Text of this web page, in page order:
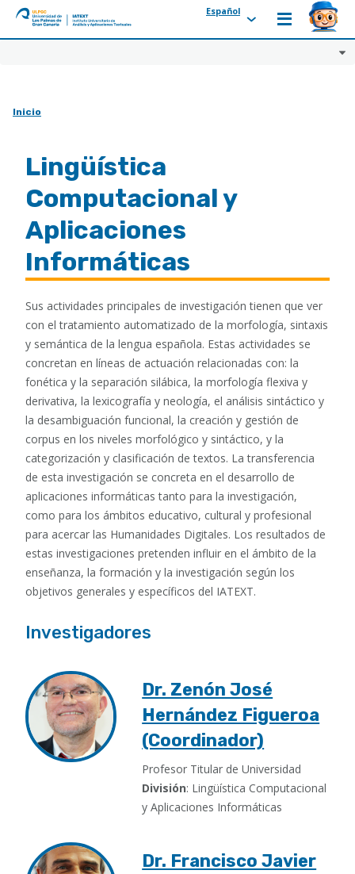
ULPGC
de
Español
Inicio
Lingüística
Computacional y
Aplicaciones
Informáticas
Sus actividades principales de investigación tienen que ver
con el tratamiento automatizado de la morfología, sintaxis
y semántica de la lengua española. Estas actividades se
concretan en líneas de actuación relacionadas con: la
fonética y la separación silábica, la morfología flexiva y
derivativa, la lexicografía y neología, el análisis sintáctico y
la desambiguación funcional, la creación y gestión de
corpus en los niveles morfológico y sintáctico, y la
categorización y clasificación de textos. La transferencia
de esta investigación se concreta en el desarrollo de
aplicaciones informáticas tanto para la investigación,
como para los ámbitos educativo, cultural y profesional
para acercar las Humanidades Digitales. Los resultados de
estas investigaciones pretenden influir en el ámbito de la
enseñanza, la formación y la investigación según los
objetivos generales y específicos del IATEXT.
Investigadores
Dr. Zenón José
Hernández Figueroa
(Coordinador)
Profesor Titular de Universidad
División: Lingüística Computacional
y Aplicaciones Informáticas
Dr. Francisco Javier